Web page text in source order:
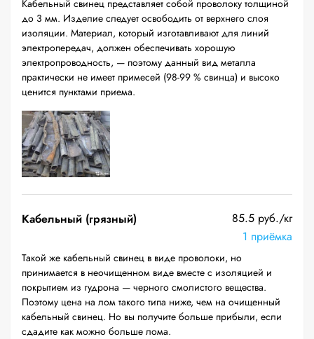
Кабельный свинец представляет собой проволоку толщиной
до 3 мм. Изделие следует освободить от верхнего слоя
изоляции. Материал, который изготавливают для линий
электропередач, должен обеспечивать хорошую
электропроводность, — поэтому данный вид металла
практически не имеет примесей (98-99 % свинца) и высоко
ценится пунктами приема.
Кабельный (грязный)
85.5 руб./кг
1 приёмка
Такой же кабельный свинец в виде проволоки, но
принимается в неочищенном виде вместе с изоляцией и
покрытием из гудрона — черного смолистого вещества.
Поэтому цена на лом такого типа ниже, чем на очищенный
кабельный свинец. Но вы получите больше прибыли, если
сдадите как можно больше лома.